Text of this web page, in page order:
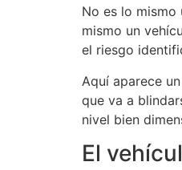
No es lo mismo
mismo un
el riesgo
Aquí aparece
que va a
nivel bien
El